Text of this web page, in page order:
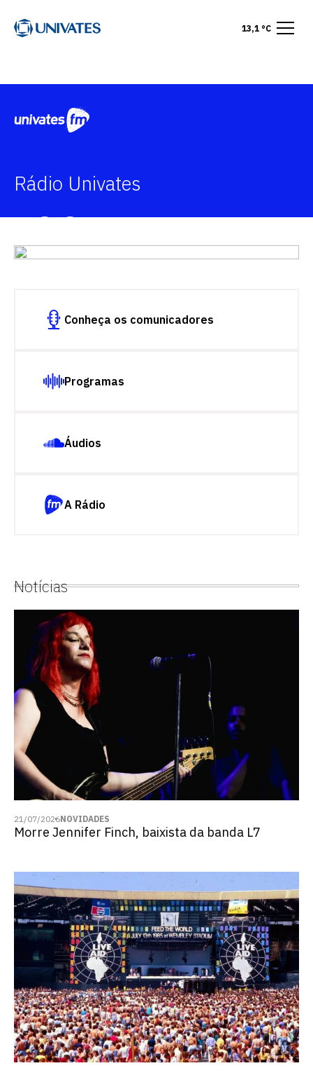
13,1 °C
Rádio Univates
Conheça os comunicadores
Programas
Áudios
A Rádio
Notícias
21/07/2026NOVIDADES
Morre Jennifer Finch, baixista da banda L7